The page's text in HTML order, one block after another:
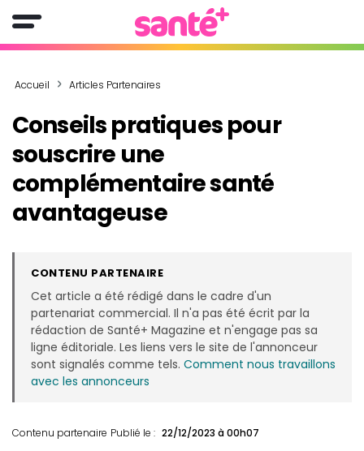
Accueil Articles Partenaires
Conseils pratiques pour
souscrire une
complémentaire santé
avantageuse
CONTENU PARTENAIRE
Cet article a été rédigé dans le cadre d'un
partenariat commercial. Il n'a pas été écrit par la
rédaction de Santé+ Magazine et n'engage pas sa
ligne éditoriale. Les liens vers le site de l'annonceur
sont signalés comme tels. Comment nous travaillons
avec les annonceurs
Contenu partenaire Publié le : 22/12/2023 à 00h07